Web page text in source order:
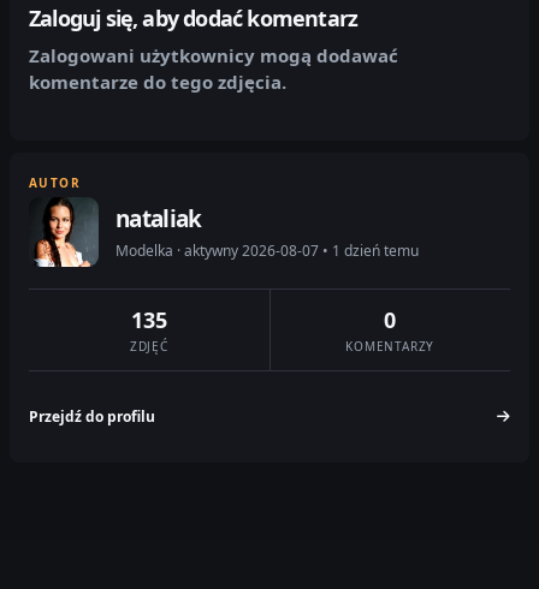
Zaloguj się, aby dodać komentarz
Zalogowani użytkownicy mogą dodawać
komentarze do tego zdjęcia.
AUTOR
nataliak
Modelka · aktywny 2026-08-07 • 1 dzień temu
135
ZDJĘĆ
0
KOMENTARZY
Przejdź do profilu